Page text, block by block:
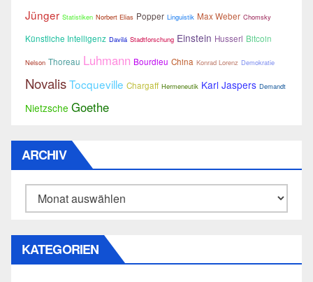
Jünger Statistiken Norbert Elias Popper Linguistik Max Weber Chomsky
Künstliche Intelligenz Davilá Stadtforschung Einstein Husserl Bitcoin
Nelson Thoreau Luhmann Bourdieu China Konrad Lorenz Demokratie
NovalisTocqueville Chargaff Hermeneutik Karl Jaspers Demandt
Nietzsche Goethe
ARCHIV
Archiv
KATEGORIEN